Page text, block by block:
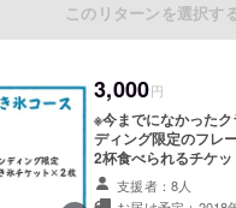
このリターンを選択す
3,000円
※今までになかった
ディング限定のフレ
2杯食べられるチケ
年5月を予定している
オープン後にお使い
支援者：8人